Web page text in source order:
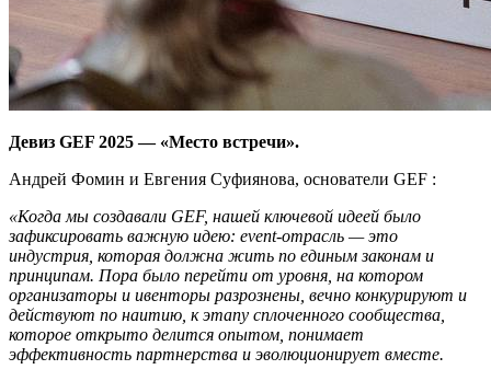
Девиз GEF 2025 — «Место встречи».
Андрей Фомин и Евгения Суфиянова, основатели GEF :
«Когда мы создавали GEF, нашей ключевой идеей было
зафиксировать важную идею: event-отрасль — это
индустрия, которая должна жить по единым законам и
принципам. Пора было перейти от уровня, на котором
организаторы и ивенторы разрознены, вечно конкурируют и
действуют по наитию, к этапу сплоченного сообщества,
которое открыто делится опытом, понимает
эффективность партнерства и эволюционирует вместе.